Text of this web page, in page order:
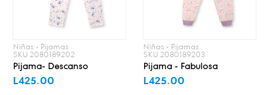
Niñas • Pijamas
SKU 2080189202
Pijama- Descanso
L425.00
Niñas • Pijamas
SKU 2080189203
Pijama - Fabulosa
L425.00